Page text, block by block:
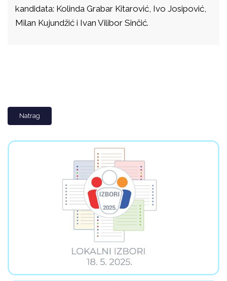
kandidata: Kolinda Grabar Kitarović, Ivo Josipović,
Milan Kujundžić i Ivan Vilibor Sinčić.
Natrag